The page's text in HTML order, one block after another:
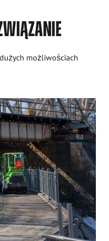
możliwościach